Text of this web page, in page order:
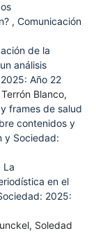
, Comunicación
de la
análisis
Año 22
Blanco,
frames de salud
contenidos y
y Sociedad:
La
en el
2025:
Soledad